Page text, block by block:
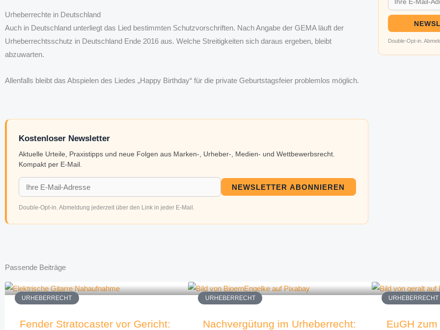
Urheberrechte in Deutschland
Auch in Deutschland unterliegt das Lied bestimmten Schutzvorschriften. Nach Angabe der GEMA läuft der
Urheberrechtsschutz in Deutschland Ende 2016 aus. Welche Streitigkeiten sich daraus ergeben, bleibt
abzuwarten.
Allenfalls bleibt das Abspielen des Liedes „Happy Birthday“ für die private Geburtstagsfeier problemlos möglich.
Kostenloser Newsletter
Aktuelle Urteile, Praxistipps und neue Folgen aus Marken-, Urheber-, Medien- und Wettbewerbsrecht.
Kompakt per E-Mail.
NEWSLETTER ABONNIEREN
Double-Opt-in. Abmeldung jederzeit über den Link in jeder E-Mail.
Double-Opt-in.
Passende Beiträge
URHEBERRECHT
Fender Stratocaster vor Gericht:
URHEBERRECHT
Nachvergütung im Urheberrecht:
URHEBERRECHT
EuGH